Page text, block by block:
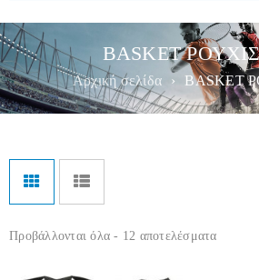
BASKET
Αρχική σελίδα › BASKET
Προβάλλονται όλα - 12 αποτελέσματα